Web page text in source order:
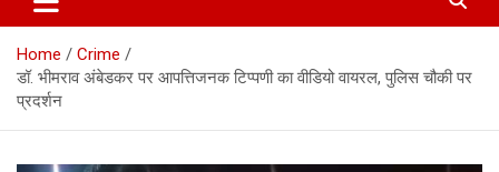
Home
Crime
डॉ. भीमराव अंबेडकर पर आपत्तिजनक टिप्पणी का वीडियो वायरल, पुलिस चौकी पर
प्रदर्शन